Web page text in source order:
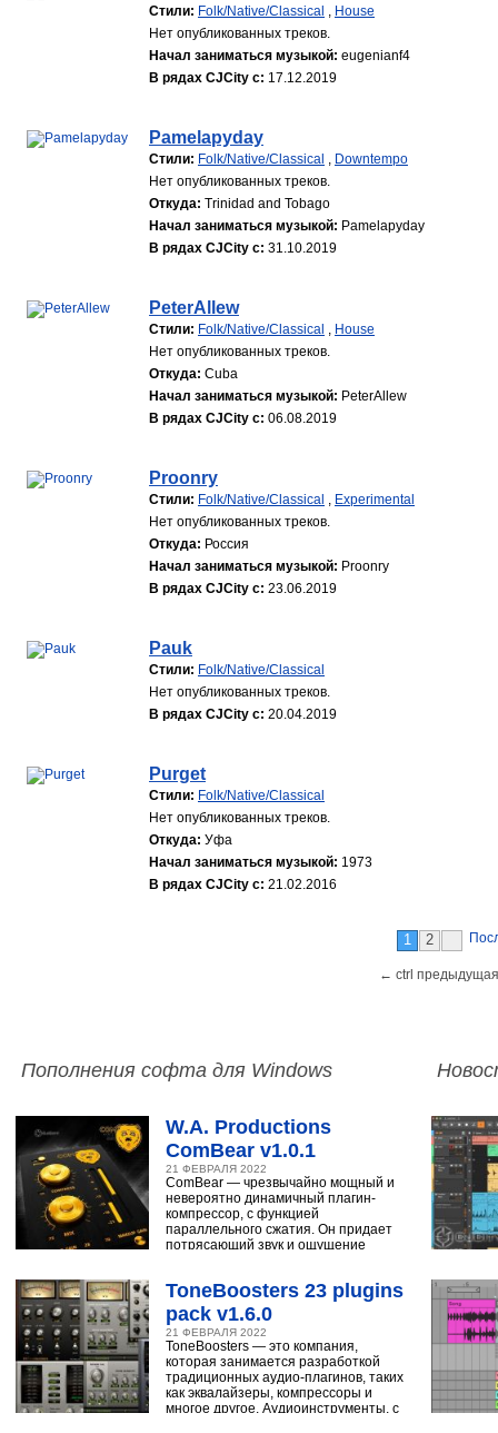
Стили: Folk/Native/Classical , House
Нет опубликованных треков.
Начал заниматься музыкой: eugenianf4
В рядах CJCity с: 17.12.2019
Pamelapyday
Стили: Folk/Native/Classical , Downtempo
Нет опубликованных треков.
Откуда: Trinidad and Tobago
Начал заниматься музыкой: Pamelapyday
В рядах CJCity с: 31.10.2019
PeterAllew
Стили: Folk/Native/Classical , House
Нет опубликованных треков.
Откуда: Cuba
Начал заниматься музыкой: PeterAllew
В рядах CJCity с: 06.08.2019
Proonry
Стили: Folk/Native/Classical , Experimental
Нет опубликованных треков.
Откуда: Россия
Начал заниматься музыкой: Proonry
В рядах CJCity с: 23.06.2019
Pauk
Стили: Folk/Native/Classical
Нет опубликованных треков.
В рядах CJCity с: 20.04.2019
Purget
Стили: Folk/Native/Classical
Нет опубликованных треков.
Откуда: Уфа
Начал заниматься музыкой: 1973
В рядах CJCity с: 21.02.2016
1 2
← ctrl
Пополнения софта для Windows
W.A. Productions
ComBear v1.0.1
21 ФЕВРАЛЯ 2022
ComBear — чрезвычайно мощный и
невероятно динамичный плагин-
компрессор, с функцией
параллельного сжатия. Он придает
потрясающий звук и ощущение
ToneBoosters 23 plugins
pack v1.6.0
21 ФЕВРАЛЯ 2022
ToneBoosters — это компания,
которая занимается разработкой
традиционных аудио-плагинов, таких
как эквалайзеры, компрессоры и
многое другое. Аудиоинструменты, с